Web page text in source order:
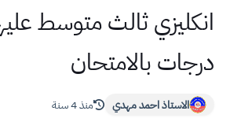
درجات بالامتحان
الاستاذ احمد مهدي منذ 4 سنة